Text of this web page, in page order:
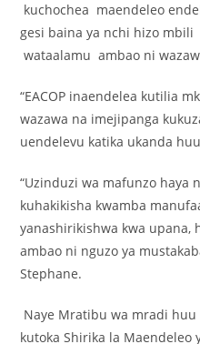
kuchochea maendeleo
gesi baina ya nchi hizo
wataalamu ambao ni
“EACOP inaendelea kutilia
wazawa na imejipanga
uendelevu katika ukanda
“Uzinduzi wa mafunzo haya
kuhakikisha kwamba
yanashirikishwa kwa upana,
ambao ni nguzo ya
Stephane.
Naye Mratibu wa mradi huu
kutoka Shirika la Maendeleo